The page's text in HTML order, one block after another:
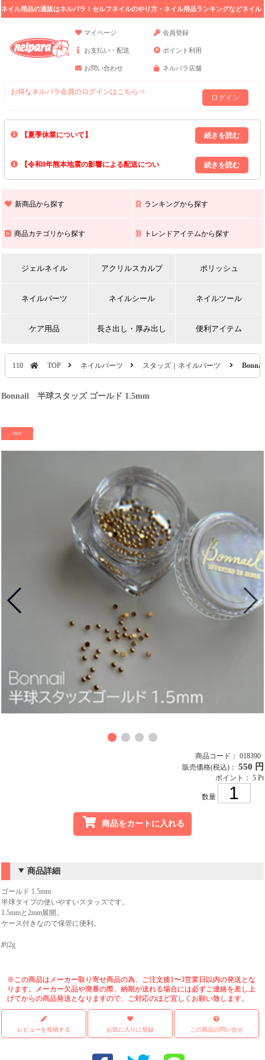
ネイル用品の通販はネルパラ！セルフネイルのやり方・ネイル用品ランキングなどネイル
マイページ
会員登録
お支払い・配送 ポイント利用
お問い合わせ ネルパラ店舗
お得なネルパラ会員のログインはこちら⇒
ログイン
【夏季休業について】
8/13(木)～8/16(日)の間｢出荷業務・お問い合わせ業務｣はお休みいたしま
上記期間中のご注文・お問い合わせは8/17(月)以降の対応となりますので
【令和8年熊本地震の影響による配送につい
また､ 九州全域でお荷物のお届けに遅延が生じております｡
新商品から探す ランキングから探す
商品カテゴリから探す トレンドアイテムから探す
ジェルネイル アクリルスカルプ ポリッシュ
ネイルパーツ ネイルシール ネイルツール
ケア用品 長さ出し・厚み出し 便利アイテム
110 TOP ネイルパーツ スタッズ｜ネイルパーツ
Bonnail 半球スタッズ ゴールド 1.5mm
NEW
商品コード： 018390
販売価格(税込)： 550 円
ポイント： 5 Pt
数量
商品をカートに入れる
商品詳細
ゴールド 1.5mm
半球タイプの使いやすいスタッズです。
1.5mmと2mm展開。
ケース付きなので保管に便利。
約2g
※この商品はメーカー取り寄せ商品の為、ご注文後1〜3営業日以内の発送とな
ります。メーカー欠品や廃番の際、納期が送れる場合には必ずご連絡を差し上
げてからの商品発送となりますので、ご対応のほど宜しくお願い致します。
レビューを投稿する お気に入りに登録 この商品の問い合せ